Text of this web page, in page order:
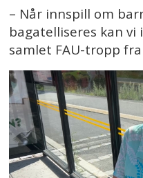
– Når innspill om
bagatelliseres kan
samlet FAU-tropp